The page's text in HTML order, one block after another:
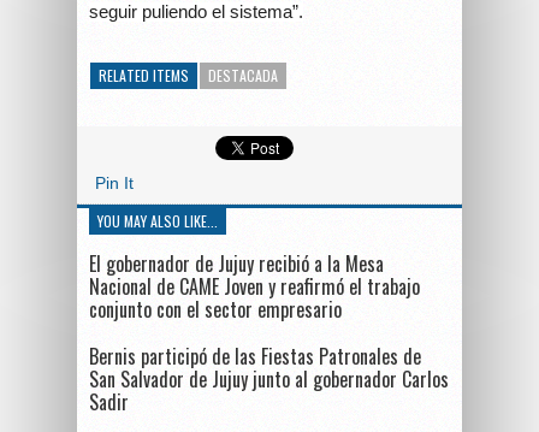
seguir puliendo el sistema”.
RELATED ITEMS DESTACADA
Pin It
YOU MAY ALSO LIKE...
El gobernador de Jujuy recibió a la Mesa
Nacional de CAME Joven y reafirmó el trabajo
conjunto con el sector empresario
Bernis participó de las Fiestas Patronales de
San Salvador de Jujuy junto al gobernador Carlos
Sadir